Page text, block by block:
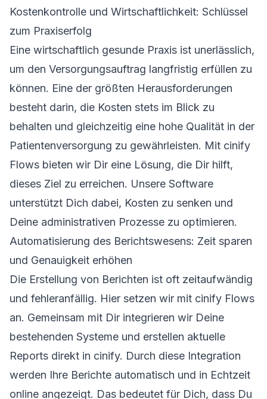
Kostenkontrolle und Wirtschaftlichkeit: Schlüssel
zum Praxiserfolg
Eine wirtschaftlich gesunde Praxis ist unerlässlich,
um den Versorgungsauftrag langfristig erfüllen zu
können. Eine der größten Herausforderungen
besteht darin, die Kosten stets im Blick zu
behalten und gleichzeitig eine hohe Qualität in der
Patientenversorgung zu gewährleisten. Mit cinify
Flows bieten wir Dir eine Lösung, die Dir hilft,
dieses Ziel zu erreichen. Unsere Software
unterstützt Dich dabei, Kosten zu senken und
Deine administrativen Prozesse zu optimieren.
Automatisierung des Berichtswesens: Zeit sparen
und Genauigkeit erhöhen
Die Erstellung von Berichten ist oft zeitaufwändig
und fehleranfällig. Hier setzen wir mit cinify Flows
an. Gemeinsam mit Dir integrieren wir Deine
bestehenden Systeme und erstellen aktuelle
Reports direkt in cinify. Durch diese Integration
werden Ihre Berichte automatisch und in Echtzeit
online angezeigt. Das bedeutet für Dich, dass Du